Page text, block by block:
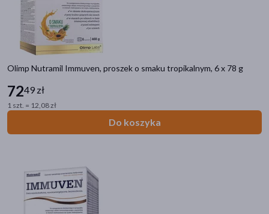
Olimp Nutramil Immuven, proszek o smaku tropikalnym, 6 x 78 g
7249 zł
1 szt. = 12,08 zł
Do koszyka
Kategorie produktów
Zdrowie
Mama i dziecko
Filtry
Wysyłka
Odbiór w aptece